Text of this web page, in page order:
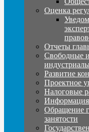
Оценка
Отчеты
Свободные
Развитие
Проектное
Налоговые
Обращение
занятости